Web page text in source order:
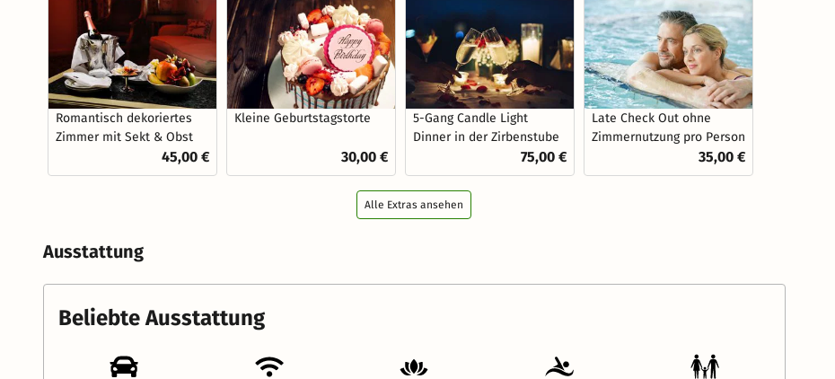
Romantisch dekoriertes
Zimmer mit Sekt & Obst
45,00 €
Kleine Geburtstagstorte
30,00 €
5-Gang Candle Light
Dinner in der Zirbenstube
75,00 €
Late Check Out ohne
Zimmernutzung pro Person
35,00 €
Alle Extras ansehen
Ausstattung
Beliebte Ausstattung